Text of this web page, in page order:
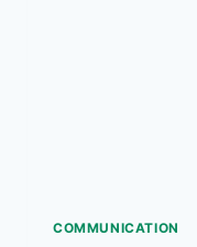
COMMUNICATION